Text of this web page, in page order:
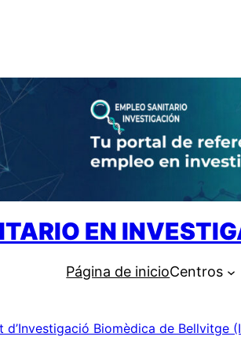
EN
Página de inicioCentros
d’Investigació Biomèdica de Bellvitge